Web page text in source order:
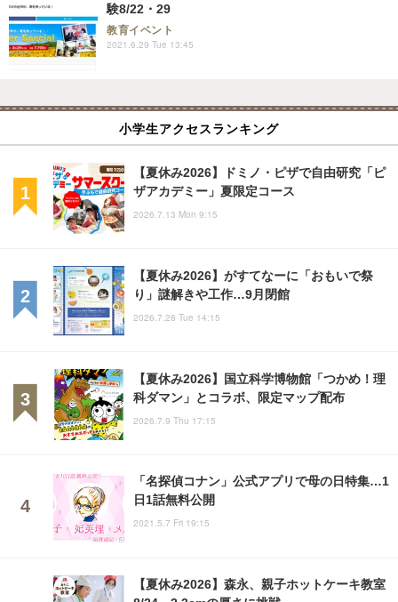
験8/22・29
教育イベント
2021.6.29 Tue 13:45
小学生アクセスランキング
【夏休み2026】ドミノ・ピザで自由研究「ピ
ザアカデミー」夏限定コース
2026.7.13 Mon 9:15
【夏休み2026】がすてなーに「おもいで祭
り」謎解きや工作…9月閉館
2026.7.28 Tue 14:15
【夏休み2026】国立科学博物館「つかめ！理
科ダマン」とコラボ、限定マップ配布
2026.7.9 Thu 17:15
「名探偵コナン」公式アプリで母の日特集…1
日1話無料公開
2021.5.7 Fri 19:15
【夏休み2026】森永、親子ホットケーキ教室